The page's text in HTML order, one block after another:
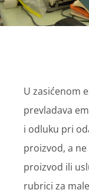
U zasićenom
prevladava
i odluku pri
proizvod, a
proizvod ili
rubrici za